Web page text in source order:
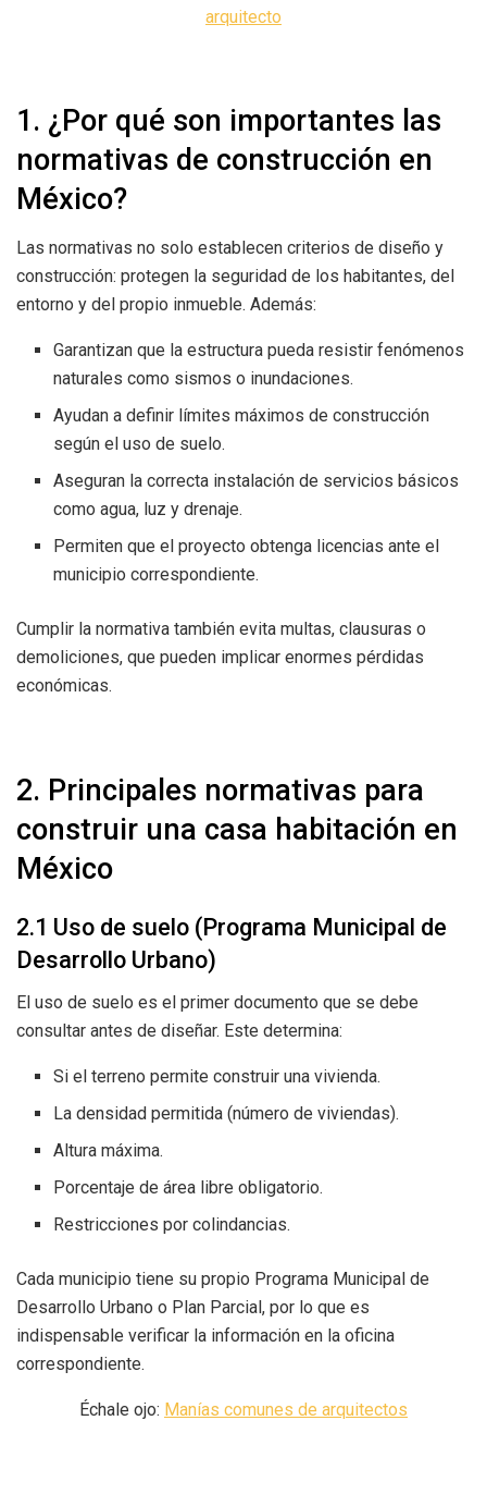
arquitecto
1. ¿Por qué son importantes las
normativas de construcción en
México?
Las normativas no solo establecen criterios de diseño y
construcción: protegen la seguridad de los habitantes, del
entorno y del propio inmueble. Además:
Garantizan que la estructura pueda resistir fenómenos
naturales como sismos o inundaciones.
Ayudan a definir límites máximos de construcción
según el uso de suelo.
Aseguran la correcta instalación de servicios básicos
como agua, luz y drenaje.
Permiten que el proyecto obtenga licencias ante el
municipio correspondiente.
Cumplir la normativa también evita multas, clausuras o
demoliciones, que pueden implicar enormes pérdidas
económicas.
2. Principales normativas para
construir una casa habitación en
México
2.1 Uso de suelo (Programa Municipal de
Desarrollo Urbano)
El uso de suelo es el primer documento que se debe
consultar antes de diseñar. Este determina:
Si el terreno permite construir una vivienda.
La densidad permitida (número de viviendas).
Altura máxima.
Porcentaje de área libre obligatorio.
Restricciones por colindancias.
Cada municipio tiene su propio Programa Municipal de
Desarrollo Urbano o Plan Parcial, por lo que es
indispensable verificar la información en la oficina
correspondiente.
Échale ojo: Manías comunes de arquitectos